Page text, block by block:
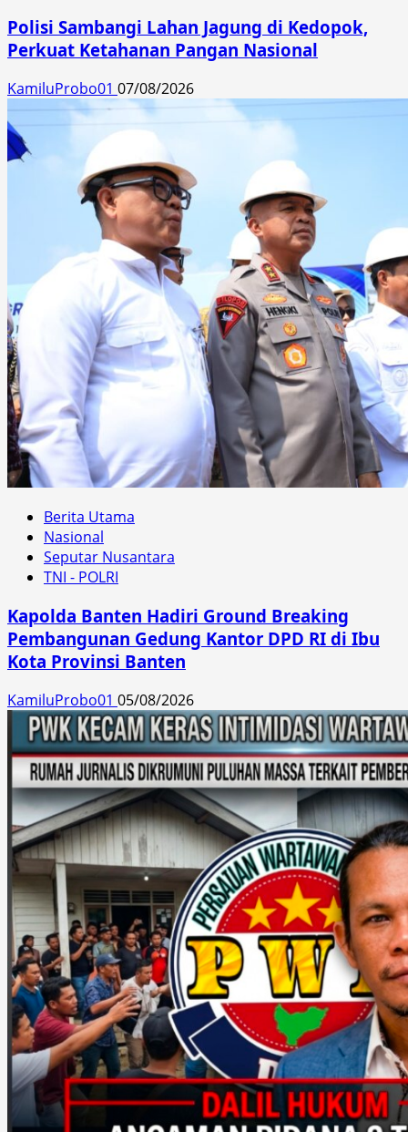
Polisi Sambangi Lahan Jagung di Kedopok,
Perkuat Ketahanan Pangan Nasional
KamiluProbo01 07/08/2026
Berita Utama
Nasional
Seputar Nusantara
TNI - POLRI
Kapolda Banten Hadiri Ground Breaking
Pembangunan Gedung Kantor DPD RI di Ibu
Kota Provinsi Banten
KamiluProbo01 05/08/2026